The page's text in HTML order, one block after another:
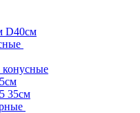
D40см
35см